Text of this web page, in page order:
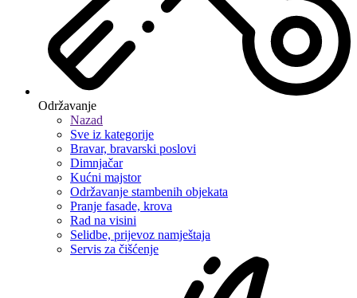
Održavanje
Nazad
Sve iz kategorije
Bravar, bravarski poslovi
Dimnjačar
Kućni majstor
Održavanje stambenih objekata
Pranje fasade, krova
Rad na visini
Selidbe, prijevoz namještaja
Servis za čišćenje